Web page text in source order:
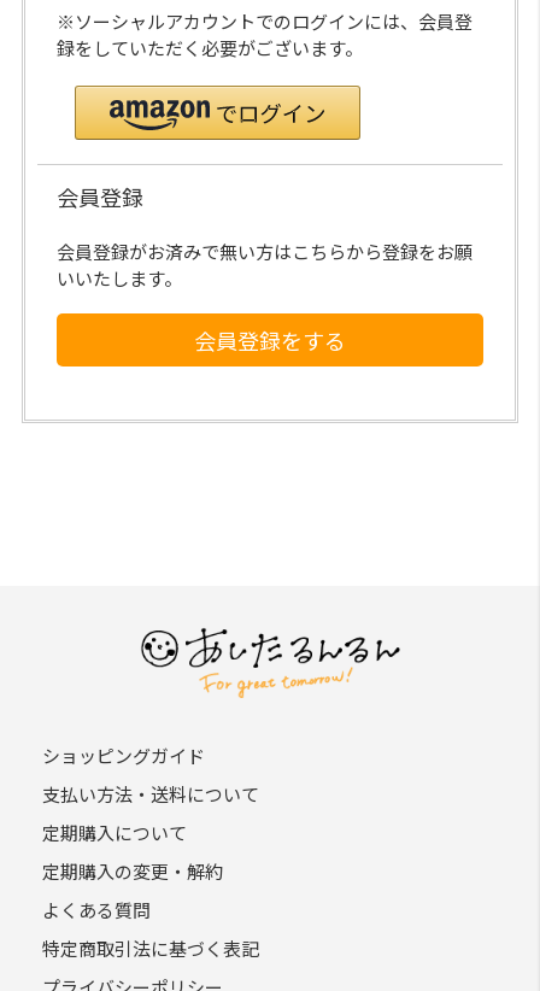
※ソーシャルアカウントでのログインには、会員登
録をしていただく必要がございます。
会員登録
会員登録がお済みで無い方はこちらから登録をお願
いいたします。
会員登録をする
ショッピングガイド
支払い方法・送料について
定期購入について
定期購入の変更・解約
よくある質問
特定商取引法に基づく表記